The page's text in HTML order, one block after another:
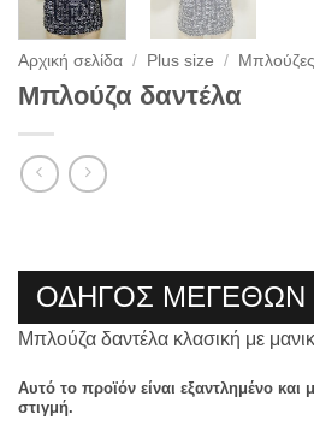
Αρχική σελίδα / Plus size / Μπλούζες
Μπλούζα δαντέλα
ΟΔΗΓΟΣ ΜΕΓΕΘΩΝ
Μπλούζα δαντέλα κλασική με
Αυτό το προϊόν είναι εξαντλημένο και
στιγμή.